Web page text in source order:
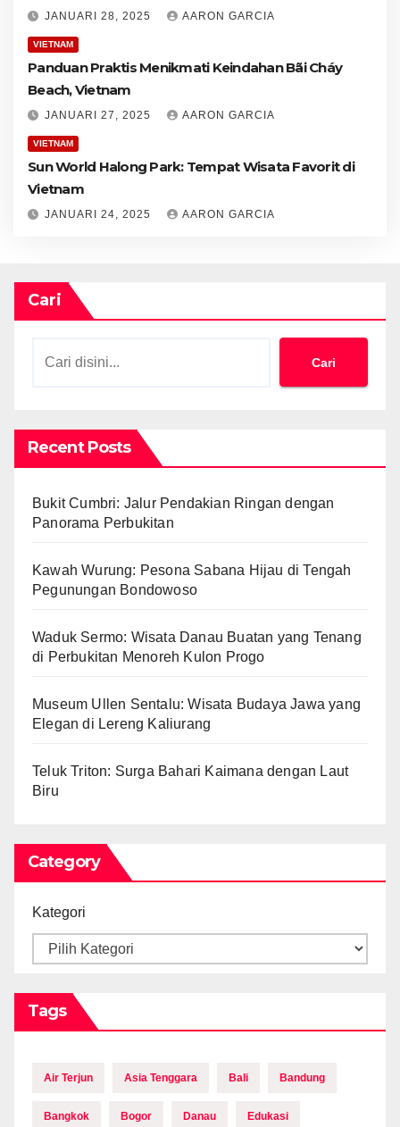
JANUARI 28, 2025 AARON GARCIA
VIETNAM
Panduan Praktis Menikmati Keindahan Bãi Cháy
Beach, Vietnam
JANUARI 27, 2025 AARON GARCIA
VIETNAM
Sun World Halong Park: Tempat Wisata Favorit di
Vietnam
JANUARI 24, 2025 AARON GARCIA
Cari
Cari
Recent Posts
Bukit Cumbri: Jalur Pendakian Ringan dengan
Panorama Perbukitan
Kawah Wurung: Pesona Sabana Hijau di Tengah
Pegunungan Bondowoso
Waduk Sermo: Wisata Danau Buatan yang Tenang
di Perbukitan Menoreh Kulon Progo
Museum Ullen Sentalu: Wisata Budaya Jawa yang
Elegan di Lereng Kaliurang
Teluk Triton: Surga Bahari Kaimana dengan Laut
Biru
Category
Kategori
Tags
Air Terjun Asia Tenggara Bali Bandung
Bangkok Bogor Danau Edukasi